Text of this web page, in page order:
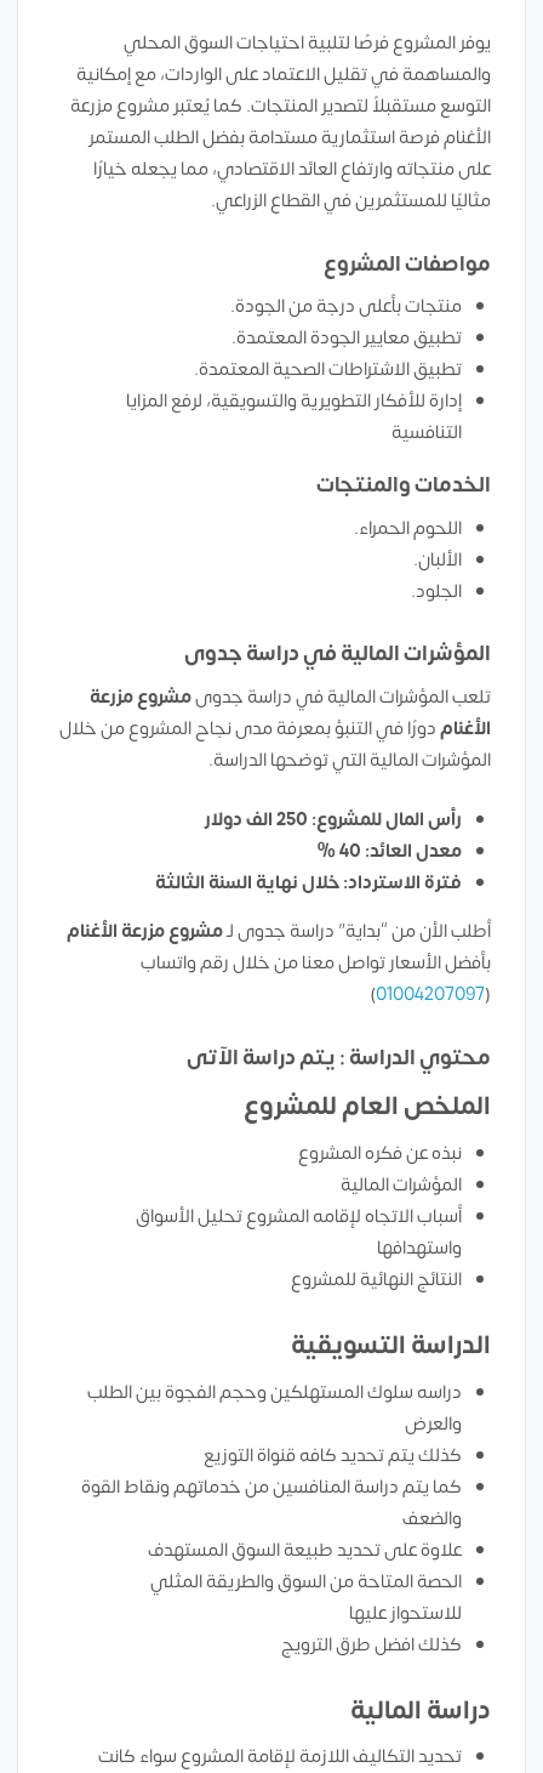
يوفر المشروع فرصًا لتلبية احتياجات السوق المحلي
والمساهمة في تقليل الاعتماد على الواردات، مع إمكانية
التوسع مستقبلاً لتصدير المنتجات. كما يُعتبر مشروع مزرعة
الأغنام فرصة استثمارية مستدامة بفضل الطلب المستمر
على منتجاته وارتفاع العائد الاقتصادي، مما يجعله خيارًا
مثاليًا للمستثمرين في القطاع الزراعي.
مواصفات المشروع
منتجات بأعلى درجة من الجودة.
تطبيق معايير الجودة المعتمدة.
تطبيق الاشتراطات الصحية المعتمدة.
إدارة للأفكار التطويرية والتسويقية، لرفع المزايا
التنافسية
الخدمات والمنتجات
اللحوم الحمراء.
الألبان.
الجلود.
المؤشرات المالية في دراسة جدوى
تلعب المؤشرات المالية في دراسة جدوىمشروع مزرعة
الأغنامدورًا في التنبؤ بمعرفة مدى نجاح المشروع من خلال
المؤشرات المالية التي توضحها الدراسة.
رأس المال للمشروع: 250 الف دولار
معدل العائد: 40 %
فترة الاسترداد: خلال نهاية السنة الثالثة
أطلب الأن من “بداية” دراسة جدوى لـمشروع مزرعة الأغنام
بأفضل الأسعار تواصل معنا من خلال رقم واتساب
(
01004207097
)
محتوي الدراسة : يتم دراسة الآتى
الملخص العام للمشروع
نبذه عن فكره المشروع
المؤشرات المالية
أسباب الاتجاه لإقامه المشروع تحليل الأسواق
واستهدافها
النتائج النهائية للمشروع
الدراسة التسويقية
دراسه سلوك المستهلكين وحجم الفجوة بين الطلب
والعرض
كذلك يتم تحديد كافه قنواة التوزيع
كما يتم دراسة المنافسين من خدماتهم ونقاط القوة
والضعف
علاوة على تحديد طبيعة السوق المستهدف
الحصة المتاحة من السوق والطريقة المثلي
للاستحواز عليها
كذلك افضل طرق الترويج
دراسة المالية
تحديد التكاليف اللازمة لإقامة المشروع سواء كانت